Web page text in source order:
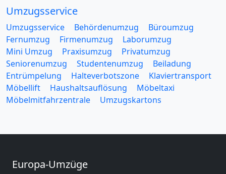
Umzugsservice
Umzugsservice Behördenumzug
Büroumzug
Fernumzug
Firmenumzug
Laborumzug
Mini Umzug
Praxisumzug
Privatumzug
Seniorenumzug
Studentenumzug
Beiladung
Entrümpelung
Halteverbotszone
Klaviertransport
Möbellift
Haushaltsauflösung
Möbeltaxi
Möbelmitfahrzentrale
Umzugskartons
Europa-Umzüge